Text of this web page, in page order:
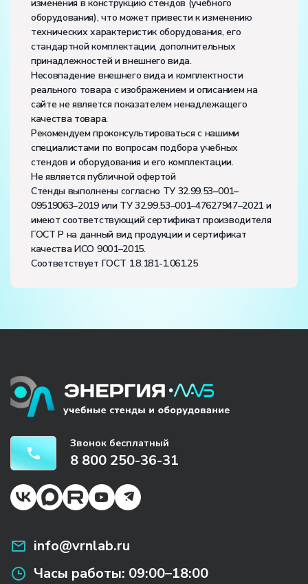
изменения в конструкцию стендов (учебного
оборудования), что может привести к изменению
технических характеристик оборудования, его
стандартной комплектации, дополнительных
принадлежностей и внешнего вида.
Несовпадение внешнего вида и комплектности
реального товара с изображением и описанием на
сайте не является показателем ненадлежащего
качества товара.
Рекомендуем проконсультироваться с нашими
специалистами по вопросам подбора учебных
стендов и оборудования и его комплектации.
Не является публичной офертой
Стенды выполнены согласно ТУ 32.99.53–001–
09519063–2019 или ТУ 32.99.53–001–47627947–2021 и
имеют соответствующий сертификат производителя
ГОСТ Р на данный вид продукции и сертификат
качества ИСО 9001–2015.
Соответствует ГОСТ 1.8.181-1.061.25
Звонок бесплатный
8 800 250-36-31
info@vrnlab.ru
Часы работы: 09:00–18:00